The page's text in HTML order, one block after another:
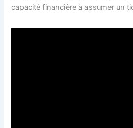
capacité financière à assumer un